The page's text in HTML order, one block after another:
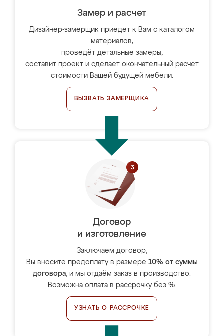
Замер и расчет
Дизайнер-замерщик приедет к Вам с каталогом
материалов,
проведёт детальные замеры,
составит проект и сделает окончательный расчёт
стоимости Вашей будущей мебели.
ВЫЗВАТЬ ЗАМЕРЩИКА
Договор
и изготовление
Заключаем договор,
Вы вносите предоплату в размере 10% от суммы
договора, и мы отдаём заказ в производство.
Возможна оплата в рассрочку без %.
УЗНАТЬ О РАССРОЧКЕ